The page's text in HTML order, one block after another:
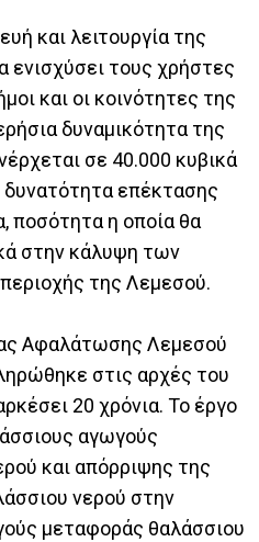
και λειτουργία της
τους χρήστες
και οι κοινότητες της
δυναμικότητα της
σε 40.000 κυβικά
επέκτασης
ποσότητα η οποία θα
στην κάλυψη των
της Λεμεσού.
Αφαλάτωσης Λεμεσού
στις αρχές του
20 χρόνια. Το έργο
αγωγούς
και απόρριψης της
νερού στην
μεταφοράς θαλάσσιου